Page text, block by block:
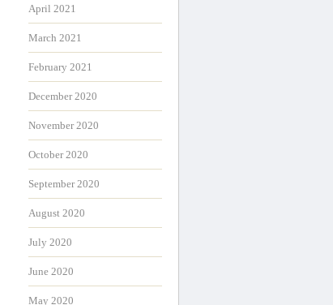
April 2021
March 2021
February 2021
December 2020
November 2020
October 2020
September 2020
August 2020
July 2020
June 2020
May 2020